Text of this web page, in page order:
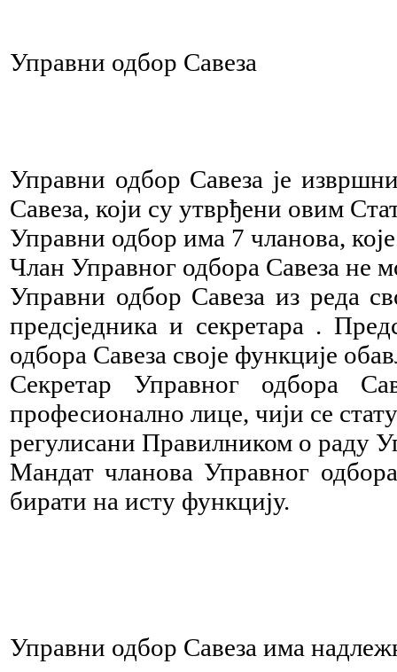
Управни одбор Савеза
Управни одбор Савеза је
Савеза, који су утврђени овим
Управни одбор има 7 чланова,
Члан Управног одбора Савеза не
Управни одбор Савеза из реда
предсједника и секретара .
одбора Савеза своје функције
Секретар Управног одбора
професионално лице, чији се
регулисани Правилником о раду
Мандат чланова Управног
бирати на исту функцију.
Управни одбор Савеза има